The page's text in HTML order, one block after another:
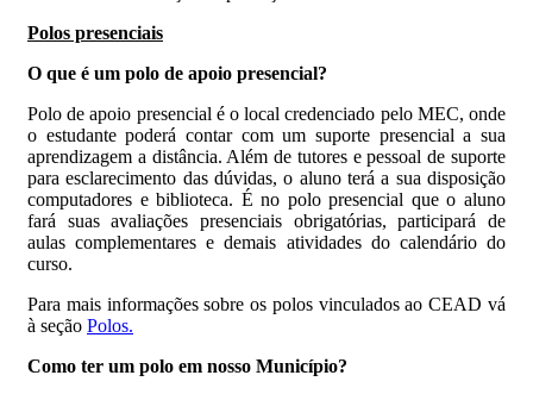
Polos presenciais
O que é um polo de apoio presencial?
Polo de apoio presencial é o local credenciado pelo MEC, onde
o estudante poderá contar com um suporte presencial a sua
aprendizagem a distância. Além de tutores e pessoal de suporte
para esclarecimento das dúvidas, o aluno terá a sua disposição
computadores e biblioteca. É no polo presencial que o aluno
fará suas avaliações presenciais obrigatórias, participará de
aulas complementares e demais atividades do calendário do
curso.
Para mais informações sobre os polos vinculados ao CEAD vá
à seção Polos.
Como ter um polo em nosso Município?